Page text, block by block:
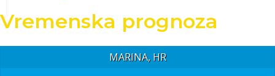
Vremenska prognoza
MARINA, HR